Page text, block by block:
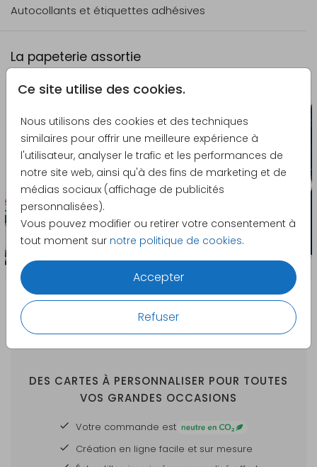
Ce site utilise des cookies.
Nous utilisons des cookies et des techniques
similaires pour offrir une meilleure expérience à
l'utilisateur, analyser le trafic et les performances de
notre site web, ainsi qu'à des fins de marketing et de
médias sociaux (affichage de publicités
personnalisées).
Vous pouvez modifier ou retirer votre consentement à
tout moment sur notre politique de cookies.
Accepter
Refuser
Autocollants et étiquettes adhésives
La papeterie assortie
DES CARTES À PERSONNALISER POUR TOUTES
VOS GRANDES OCCASIONS
Votre commande est
Création en ligne facile et sur mesure